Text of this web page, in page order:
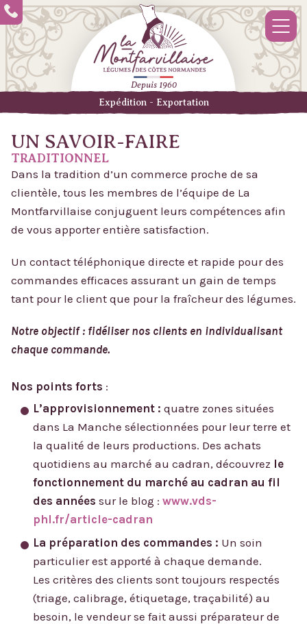
Depuis 1960
Expédition - Exportation
UN SAVOIR-FAIRE
TRADITIONNEL
Dans la tradition d’un commerce proche de sa
clientèle, tous les membres de l’équipe de La
Montfarvillaise conjuguent leurs compétences afin
de vous apporter entière satisfaction.
Un contact téléphonique directe et rapide pour des
commandes efficaces assurant un gain de temps
tant pour le client que pour la fraîcheur des légumes.
Notre objectif : fidéliser nos clients en individualisant
chaque commande.
Nos points forts :
L’approvisionnement : quatre zones situées
dans La Manche sélectionnées pour leur terre et
la qualité de leurs productions. Des achats
quotidiens au marché au cadran, découvrez le
fonctionnement du marché au cadran au fil
des années sur le blog : www.vds-
phl.fr/article-cadran
La préparation des commandes : Un soin
particulier est apporté à chaque demande.
Les critères des clients sont toujours respectés
(triage, calibrage, étiquetage, traçabilité) au
besoin, le vendeur se fait aussi préparateur de